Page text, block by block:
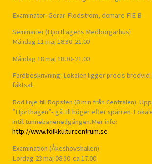
Examinator: Göran Flodström, domare FIE B
Seminarier (Hjorthagens Medborgarhus)
Måndag 11 maj 18.30-21.00
Måndag 18 maj 18.30-21.00
Färdbeskrivning: Lokalen ligger precis bredvid
fäktsal.
Röd linje till Ropsten (8 min från Centralen).
”Hjorthagen”- gå till höger efter spärren.
intill tunnebanenedgången.Mer info:
http://www.folkkulturcentrum.se
Examination (Åkeshovshallen)
Lördag 23 maj 08.30-ca 17.00